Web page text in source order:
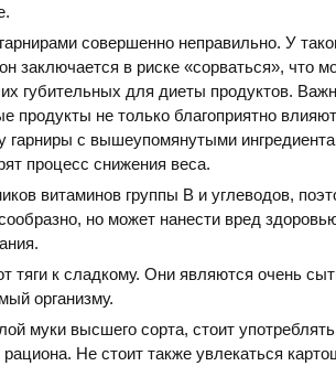
совершенно неправильно. У
заключается в риске «сорваться», что
губительных для диеты продуктов.
продукты не только благоприятно
гарниры с вышеупомянутыми
процесс снижения веса.
витаминов группы В и углеводов,
но может нанести вред
тяги к сладкому. Они являются очень
организму.
муки высшего сорта, стоит употреблять
Не стоит также увлекаться